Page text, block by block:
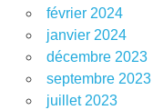
février 2024
janvier 2024
décembre 2023
septembre 2023
juillet 2023